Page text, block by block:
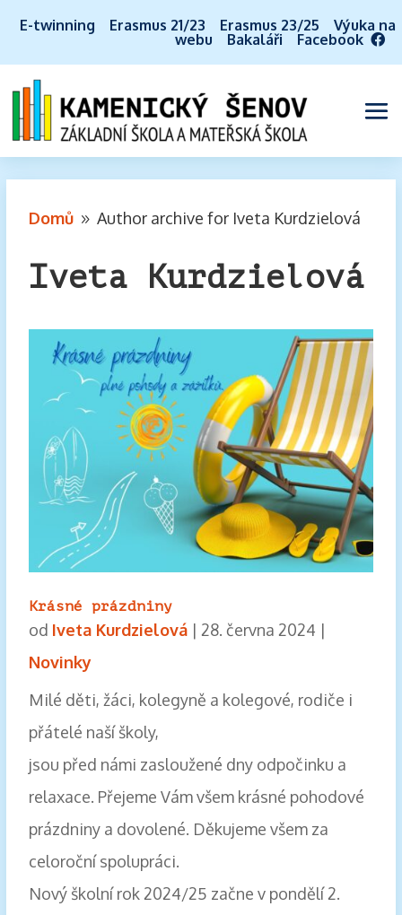
E-twinning Erasmus 21/23 Erasmus 23/25
Výuka na
webu
Bakaláři Facebook
Domů 9 Author archive for Iveta Kurdzielová
Iveta Kurdzielová
Krásné prázdniny
od Iveta Kurdzielová| 28. června 2024 |
Novinky
Milé děti, žáci, kolegyně a kolegové, rodiče i
přátelé naší školy,
jsou před námi zasloužené dny odpočinku a
relaxace. Přejeme Vám všem krásné pohodové
prázdniny a dovolené. Děkujeme všem za
celoroční spolupráci.
Nový školní rok 2024/25 začne v pondělí 2.